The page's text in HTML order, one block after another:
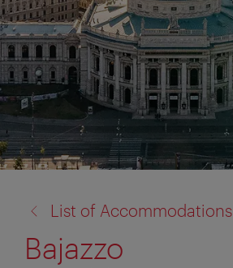
a:
List of Accommodations
Bajazzo